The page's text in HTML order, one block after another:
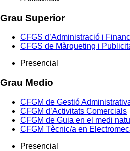
Grau Superior
CFGS d’Administració i
CFGS de Màrqueting i
Presencial
Grau Medio
CFGM de Gestió
CFGM d’Activitats Comercials
CFGM de Guia en el medi
CFGM Tècnic/a en
Presencial